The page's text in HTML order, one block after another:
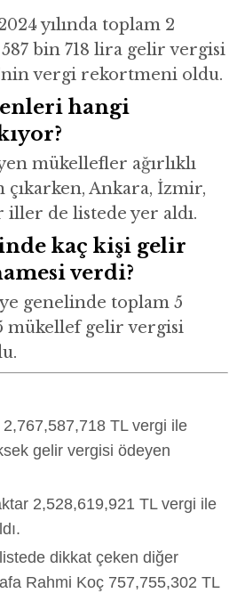
yılında toplam 2
bin 718 lira gelir vergisi
vergi rekortmeni oldu.
hangi
mükellefler ağırlıklı
çıkarken, Ankara, İzmir,
iller de listede yer aldı.
kaç kişi gelir
verdi?
genelinde toplam 5
mükellef gelir vergisi
TL vergi ile
gelir vergisi ödeyen
2,528,619,921 TL vergi ile
dikkat çeken diğer
Rahmi Koç 757,755,302 TL